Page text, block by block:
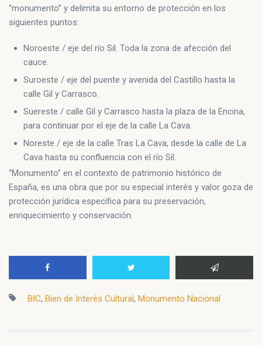
“monumento” y delimita su entorno de protección en los
siguientes puntos:
Noroeste / eje del río Sil. Toda la zona de afección del
cauce.
Suroeste / eje del puente y avenida del Castillo hasta la
calle Gil y Carrasco.
Suereste / calle Gil y Carrasco hasta la plaza de la Encina,
para continuar por el eje de la calle La Cava.
Noreste / eje de la calle Tras La Cava, desde la calle de La
Cava hasta su confluencia con el río Sil.
“Monumento” en el contexto de patrimonio histórico de
España, es una obra que por su especial interés y valor goza de
protección jurídica específica para su preservación,
enriquecimiento y conservación.
BIC, Bien de Interés Cultural, Monumento Nacional